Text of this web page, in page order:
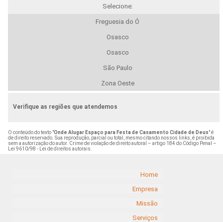
Selecione:
Freguesia do Ó
Osasco
Osasco
São Paulo
Zona Oeste
Verifique as regiões que atendemos
O conteúdo do texto "Onde Alugar Espaço para Festa de Casamento Cidade de Deus" é
de direito reservado. Sua reprodução, parcial ou total, mesmo citando nossos links, é proibida
sem a autorização do autor. Crime de violação de direito autoral – artigo 184 do Código Penal –
Lei 9610/98 - Lei de direitos autorais
Home
Empresa
Missão
Serviços